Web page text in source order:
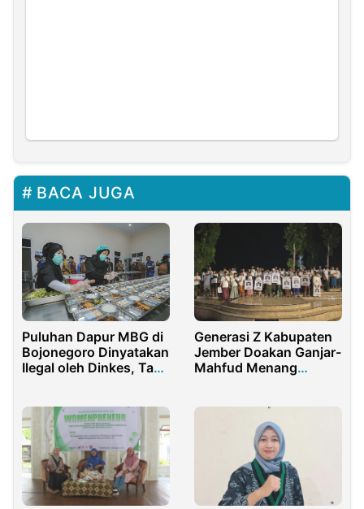
BACA JUGA
Puluhan Dapur MBG di
Bojonegoro Dinyatakan
Ilegal oleh Dinkes, Tapi
Generasi Z Kabupaten
Jember Doakan Ganjar-
Mahfud Menang